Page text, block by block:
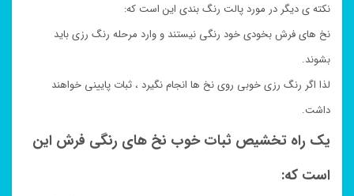
نکته ی دیگر در مورد پالت رنگ بندی این است که:
نخ های فرش بخودی خود رنگی نیستند و وارد مرحله رنگ رزی باید
بشوند.
لذا اگر رنگ رزی خوبی روی نخ ها انجام نگیرد ، ثبات پایینی خواهند
داشت.
یک راه تخشیص ثبات خوب نخ های رنگی فرش این
است که: